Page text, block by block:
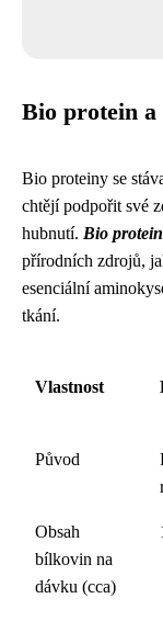
Bio protein
Bio proteiny se
chtějí podpořit své
hubnutí. Bio
přírodních zdrojů,
esenciální
tkání.
Vlastnost
Původ
Obsah
bílkovin na
dávku (cca)